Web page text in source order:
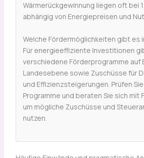
Wärmerückgewinnung liegen oft bei
abhängig von Energiepreisen und
Welche Fördermöglichkeiten gibt es
Für energieeffiziente Investitionen
verschiedene Förderprogramme auf
Landesebene sowie Zuschüsse für
und Effizienzsteigerungen. Prüfen
Programme und beraten Sie sich mit
um mögliche Zuschüsse und
nutzen.